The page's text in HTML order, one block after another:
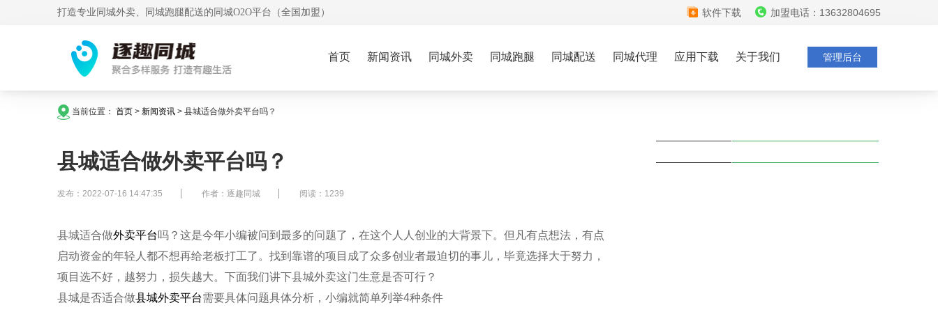
打造专业同城外卖、同城跑腿配送的同城O2O平台（全国加盟） 软件下载 加盟电话：13632804695
首页 新闻资讯 同城外卖 同城跑腿 同城配送 同城代理 应用下载 关于我们 管理后台
当前位置： 首页 > 新闻资讯 > 县城适合做外卖平台吗？
县城适合做外卖平台吗？
发布：2022-07-16 14:47:35 作者：逐趣同城 阅读：1239
县城适合做外卖平台 吗？这是今年小编被问到最多的问题了，在这个人人创业的大背景下。但凡有点想法，有点
启动资金的年轻人都不想再给老板打工了。找到靠谱的项目成了众多创业者最迫切的事儿，毕竟选择大于努力，
项目选不好，越努力，损失越大。下面我们讲下县城外卖这门生意是否可行？
县城是否适合做县城外卖平台需要具体问题具体分析，小编就简单列举4种条件